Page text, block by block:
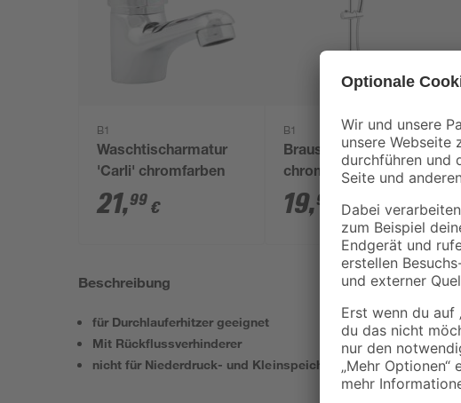
B1
Waschtischarmatur
'Carli' chromfarben
21,99 €
B1
Brausegarnitur
chromfarben
19,99 €
Beschreibung
für Durchlauferhitzer geeignet
Mit Rückflussverhinderer
nicht für Niederdruck- und Kleinspeicher geeignet